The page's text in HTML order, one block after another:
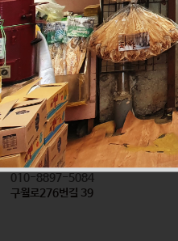
진로할인마트앞반찬
식품
010-8897-5084
구월로276번길 39